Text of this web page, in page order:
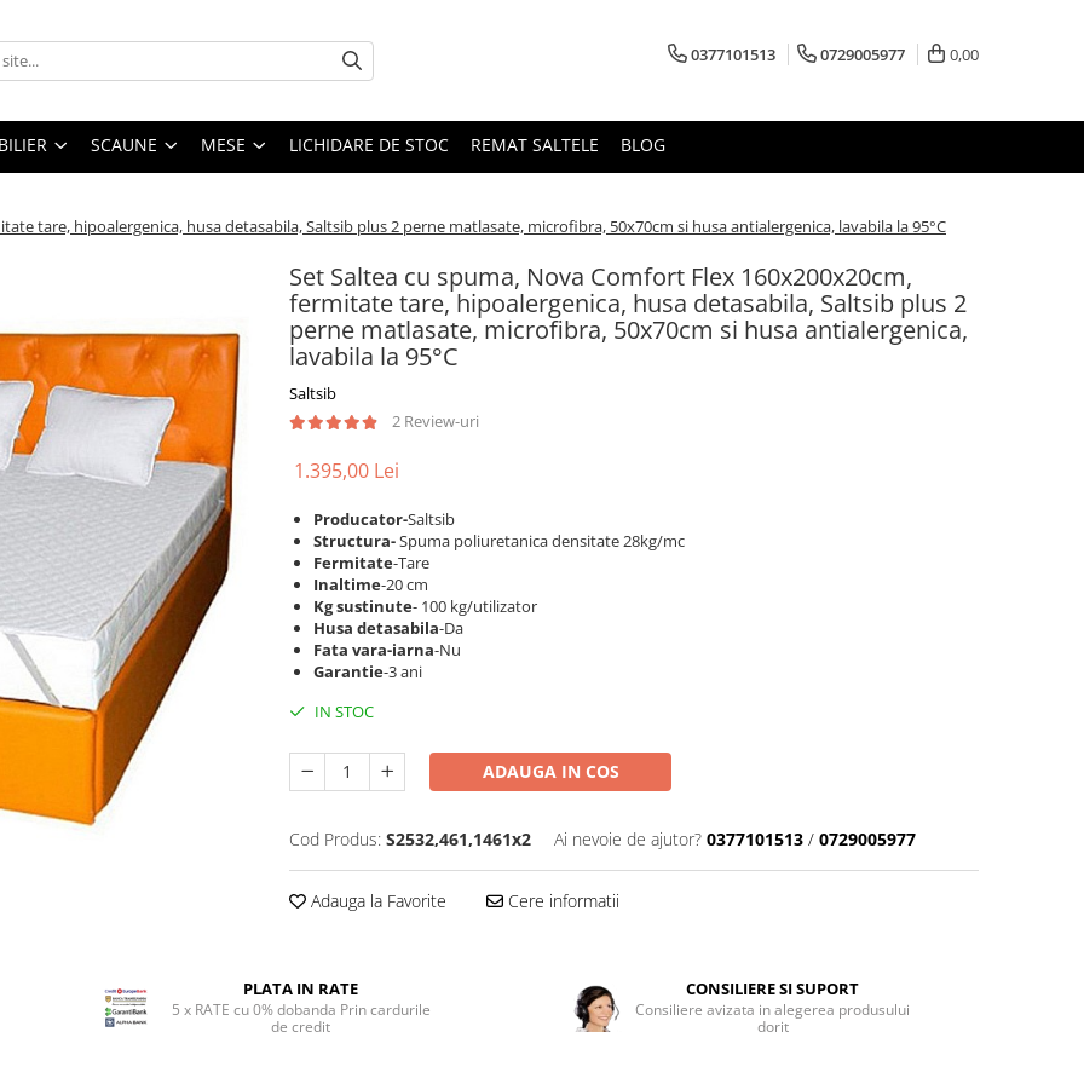
0377101513 0729005977 0,00
SCAUNE MESE LICHIDARE DE STOC REMAT SALTELE BLOG
tare, hipoalergenica, husa detasabila, Saltsib plus 2 perne matlasate, microfibra, 50x70cm si husa antialergenica, lavabila la 95°C
Set Saltea cu spuma, Nova Comfort Flex 160x200x20cm,
fermitate tare, hipoalergenica, husa detasabila, Saltsib plus 2
perne matlasate, microfibra, 50x70cm si husa antialergenica,
lavabila la 95°C
Saltsib
2 Review-uri
1.395,00 Lei
Producator-Saltsib
Structura-Spuma poliuretanica densitate 28kg/mc
Fermitate-Tare
Inaltime-20 cm
Kg sustinute- 100 kg/utilizator
Husa detasabila-Da
Fata vara-iarna-Nu
Garantie-3 ani
IN STOC
ADAUGA IN COS
Cod Produs: S2532,461,1461x2 Ai nevoie de ajutor? 0377101513 / 0729005977
Adauga la Favorite Cere informatii
PLATA IN RATE
5 x RATE cu 0% dobanda Prin cardurile
de credit
CONSILIERE SI SUPORT
Consiliere avizata in alegerea produsului
dorit